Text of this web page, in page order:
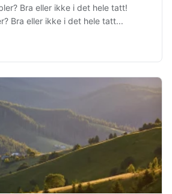
Bra eller ikke i det hele tatt!
Bra eller ikke i det hele tatt...